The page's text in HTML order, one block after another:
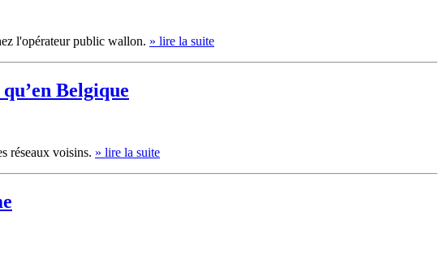
l'opérateur public wallon. » lire la suite
Belgique
réseaux voisins. » lire la suite